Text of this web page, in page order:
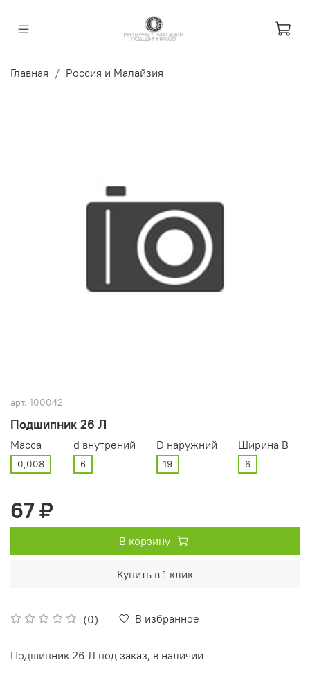
Главная Россия и Малайзия
арт. 100042
Подшипник 26 Л
(0) В избранное
Масса
0,008
d внутрений
6
D наружний
19
Ширина В
6
67 ₽
В корзину
Купить в 1 клик
Подшипник 26 Л под заказ, в наличии